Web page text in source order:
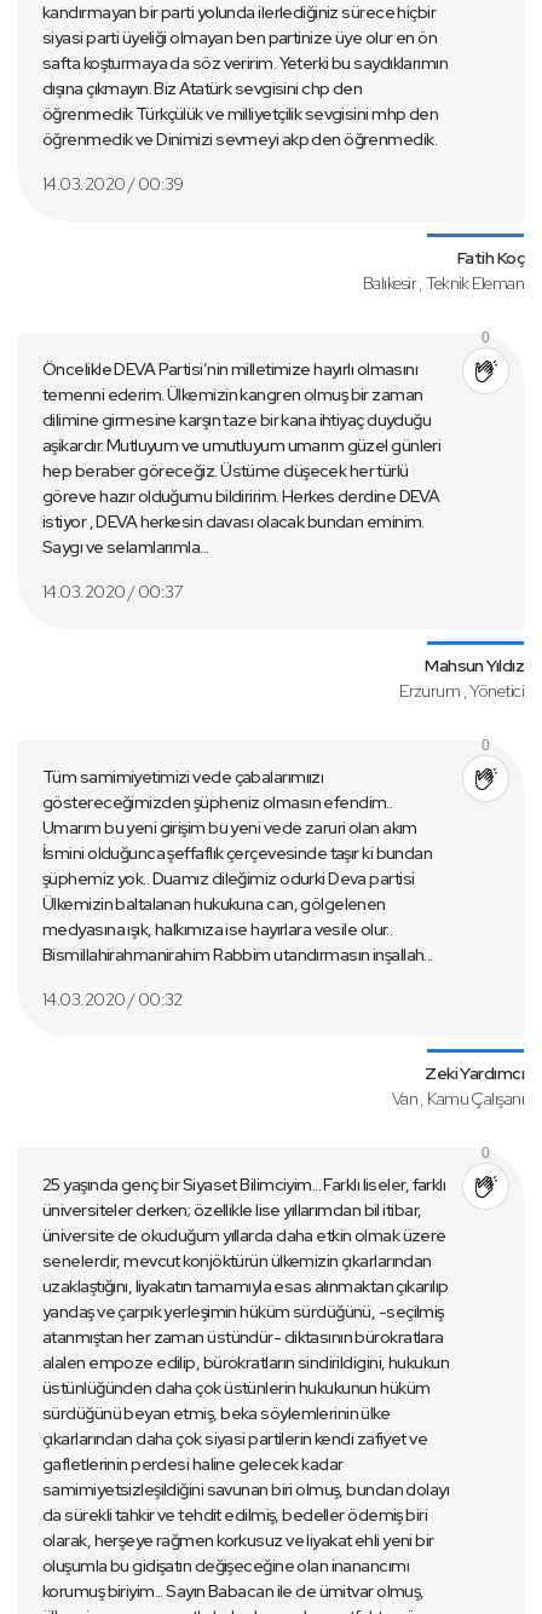
kandırmayan bir parti yolunda ilerlediğiniz sürece hiçbir
siyasi parti üyeliği olmayan ben partinize üye olur en ön
safta koşturmaya da söz veririm. Yeterki bu saydıklarımın
dışına çıkmayın. Biz Atatürk sevgisini chp den
öğrenmedik Türkçülük ve milliyetçilik sevgisini mhp den
öğrenmedik ve Dinimizi sevmeyi akp den öğrenmedik.
14.03.2020 / 00:39
Fatih Koç
Balıkesir , Teknik Eleman
Öncelikle DEVA Partisi’nin milletimize hayırlı olmasını
temenni ederim. Ülkemizin kangren olmuş bir zaman
dilimine girmesine karşın taze bir kana ihtiyaç duyduğu
aşikardır. Mutluyum ve umutluyum umarım güzel günleri
hep beraber göreceğiz. Üstüme düşecek her türlü
göreve hazır olduğumu bildiririm. Herkes derdine DEVA
istiyor , DEVA herkesin davası olacak bundan eminim.
Saygı ve selamlarımla...
14.03.2020 / 00:37
0
Mahsun Yıldız
Erzurum , Yönetici
Tüm samimiyetimizi vede çabalarımıızı
göstereceğimizden şüpheniz olmasın efendim..
Umarım bu yeni girişim bu yeni vede zaruri olan akım
İsmini olduğunca şeffaflık çerçevesinde taşır ki bundan
şüphemiz yok.. Duamız dileğimiz odurki Deva partisi
Ülkemizin baltalanan hukukuna can, gölgelenen
medyasına ışık, halkımıza ise hayırlara vesile olur..
Bismillahirahmanirahim Rabbim utandırmasın inşallah...
14.03.2020 / 00:32
0
Zeki Yardımcı
Van , Kamu Çalışanı
25 yaşında genç bir Siyaset Bilimciyim... Farklı liseler, farklı
üniversiteler derken; özellikle lise yıllarımdan bil itibar,
üniversite de okuduğum yıllarda daha etkin olmak üzere
senelerdir, mevcut konjöktürün ülkemizin çıkarlarından
uzaklaştığını, liyakatın tamamıyla esas alınmaktan çıkarılıp
yandaş ve çarpık yerleşimin hüküm sürdüğünü, -seçilmiş
atanmıştan her zaman üstündür- diktasının bürokratlara
alalen empoze edilip, bürokratların sindirildigini, hukukun
üstünlüğünden daha çok üstünlerin hukukunun hüküm
sürdüğünü beyan etmiş, beka söylemlerinin ülke
çıkarlarından daha çok siyasi partilerin kendi zafiyet ve
gafletlerinin perdesi haline gelecek kadar
samimiyetsizleşildiğini savunan biri olmuş, bundan dolayı
da sürekli tahkir ve tehdit edilmiş, bedeller ödemiş biri
olarak, herşeye rağmen korkusuz ve liyakat ehli yeni bir
oluşumla bu gidişatın değişeceğine olan inanancımı
korumuş biriyim... Sayın Babacan ile de ümitvar olmuş,
0